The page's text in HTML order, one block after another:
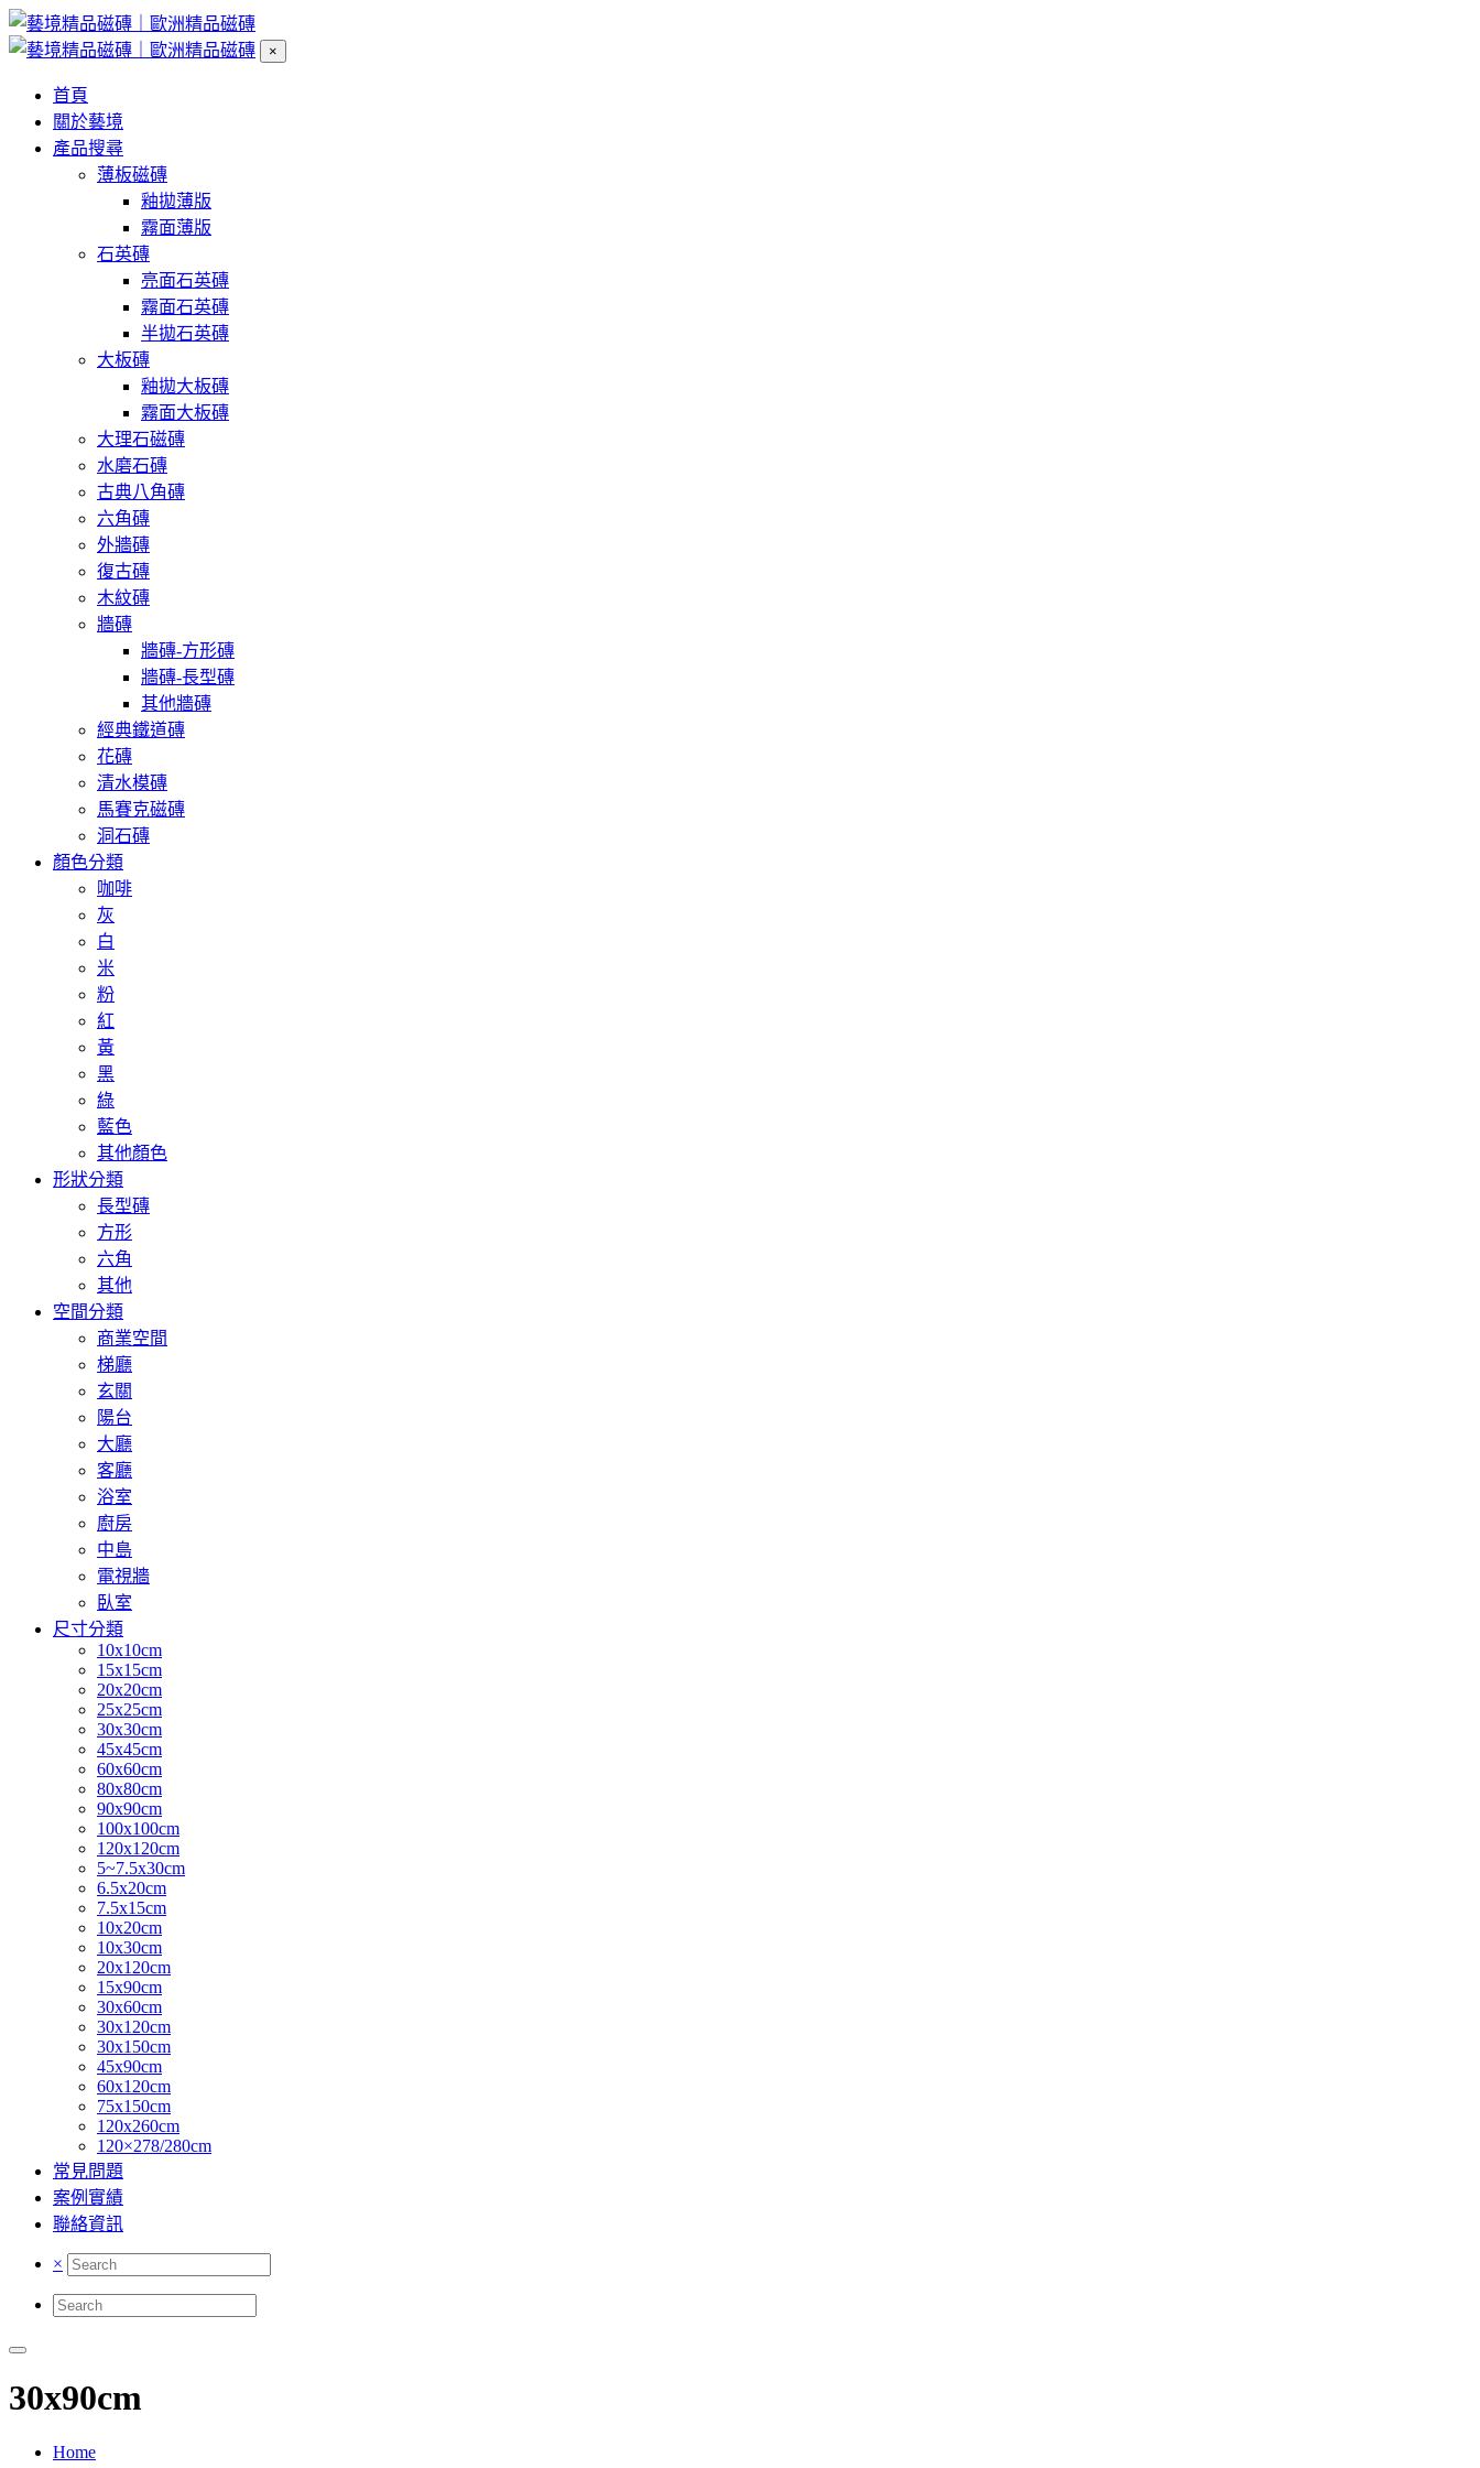
×
首頁
關於藝境
產品搜尋
薄板磁磚
釉拋薄版
霧面薄版
石英磚
亮面石英磚
霧面石英磚
半拋石英磚
大板磚
釉拋大板磚
霧面大板磚
大理石磁磚
水磨石磚
古典八角磚
六角磚
外牆磚
復古磚
木紋磚
牆磚
牆磚-方形磚
牆磚-長型磚
其他牆磚
經典鐵道磚
花磚
清水模磚
馬賽克磁磚
洞石磚
顏色分類
咖啡
灰
白
米
粉
紅
黃
黑
綠
藍色
其他顏色
形狀分類
長型磚
方形
六角
其他
空間分類
商業空間
梯廳
玄關
陽台
大廳
客廳
浴室
廚房
中島
電視牆
臥室
尺寸分類
10x10cm
15x15cm
20x20cm
25x25cm
30x30cm
45x45cm
60x60cm
80x80cm
90x90cm
100x100cm
120x120cm
5~7.5x30cm
6.5x20cm
7.5x15cm
10x20cm
10x30cm
20x120cm
15x90cm
30x60cm
30x120cm
30x150cm
45x90cm
60x120cm
75x150cm
120x260cm
120×278/280cm
常見問題
案例實績
聯絡資訊
×
30x90cm
Home